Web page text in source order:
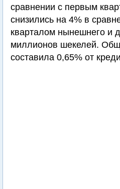
сравнении с первым
снизились на 4% в
кварталом нынешнего и
миллионов шекелей.
составила 0,65% от